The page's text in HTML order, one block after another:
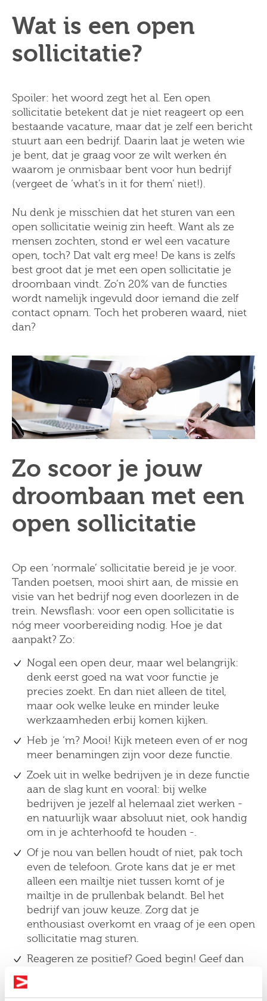
Wat is een open
sollicitatie?
Spoiler: het woord zegt het al. Een open
sollicitatie betekent dat je niet reageert op een
bestaande vacature, maar dat je zelf een bericht
stuurt aan een bedrijf. Daarin laat je weten wie
je bent, dat je graag voor ze wilt werken én
waarom je onmisbaar bent voor hun bedrijf
(vergeet de ‘what’s in it for them’ niet!).
Nu denk je misschien dat het sturen van een
open sollicitatie weinig zin heeft. Want als ze
mensen zochten, stond er wel een vacature
open, toch? Dat valt erg mee! De kans is zelfs
best groot dat je met een open sollicitatie je
droombaan vindt. Zo’n 20% van de functies
wordt namelijk ingevuld door iemand die zelf
contact opnam. Toch het proberen waard, niet
dan?
Zo scoor je jouw
droombaan met een
open sollicitatie
Op een ‘normale’ sollicitatie bereid je je voor.
Tanden poetsen, mooi shirt aan, de missie en
visie van het bedrijf nog even doorlezen in de
trein. Newsflash: voor een open sollicitatie is
nóg meer voorbereiding nodig. Hoe je dat
aanpakt? Zo:
Nogal een open deur, maar wel belangrijk:
denk eerst goed na wat voor functie je
precies zoekt. En dan niet alleen de titel,
maar ook welke leuke en minder leuke
werkzaamheden erbij komen kijken.
Heb je ‘m? Mooi! Kijk meteen even of er nog
meer benamingen zijn voor deze functie.
Zoek uit in welke bedrijven je in deze functie
aan de slag kunt en vooral: bij welke
bedrijven je jezelf al helemaal ziet werken -
en natuurlijk waar absoluut niet, ook handig
om in je achterhoofd te houden -.
Of je nou van bellen houdt of niet, pak toch
even de telefoon. Grote kans dat je er met
alleen een mailtje niet tussen komt of je
mailtje in de prullenbak belandt. Bel het
bedrijf van jouw keuze. Zorg dat je
enthousiast overkomt en vraag of je een open
sollicitatie mag sturen.
Reageren ze positief? Goed begin! Geef dan
een korte omschrijving van wat je zoekt en
vraag naar de contactgegevens van degene